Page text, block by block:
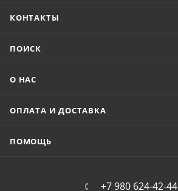
КОНТАКТЫ
ПОИСК
О НАС
ОПЛАТА И ДОСТАВКА
ПОМОЩЬ
+7 980 624-42-44